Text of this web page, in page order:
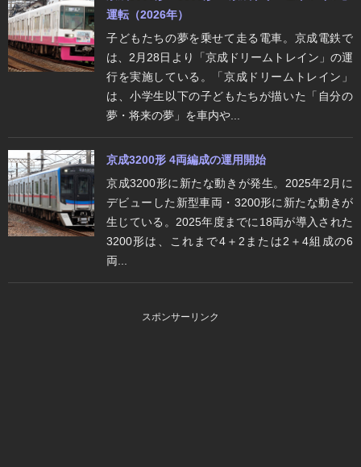
運転（2026年）
子どもたちの夢を乗せて走る電車。京成電鉄で
は、2月28日より「京成ドリームトレイン」の運
行を実施している。「京成ドリームトレイン」
は、小学生以下の子どもたちが描いた「自分の
夢・将来の夢」を車内や...
京成3200形 4両編成の運用開始
京成3200形に新たな動きが発生。2025年2月に
デビューした新型車両・3200形に新たな動きが
生じている。2025年度までに18両が導入された
3200形は、これまで4＋2または2＋4組成の6
両...
スポンサーリンク